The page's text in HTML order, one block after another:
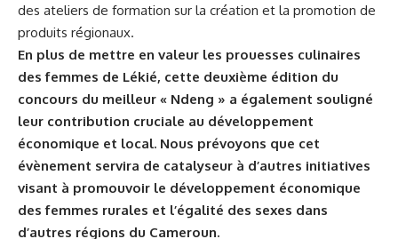
des ateliers de formation sur ‍la création et la promotion de
produits régionaux.
En plus de mettre en valeur les prouesses‌ culinaires
des femmes de Lékié, cette deuxième édition du
concours du meilleur « Ndeng »⁢ a également souligné
⁢leur contribution ⁤cruciale au développement
économique et local. Nous prévoyons que ‍cet
évènement servira de‍ catalyseur ⁢à d’autres initiatives
visant à ‍promouvoir le développement économique
des femmes rurales et ‍l’égalité des⁤ sexes‌ dans
d’autres régions du Cameroun.